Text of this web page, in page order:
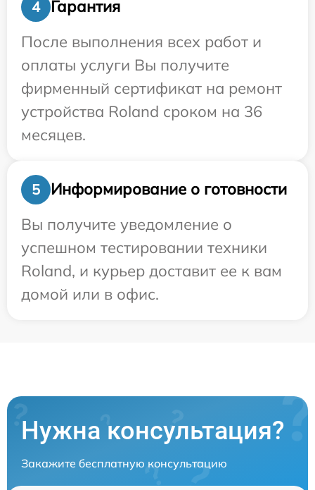
4
Гарантия
После выполнения всех работ и
оплаты услуги Вы получите
фирменный сертификат на ремонт
устройства Roland сроком на 36
месяцев.
5
Информирование о готовности
Вы получите уведомление о
успешном тестировании техники
Roland, и курьер доставит ее к вам
домой или в офис.
Нужна консультация?
Закажите бесплатную консультацию